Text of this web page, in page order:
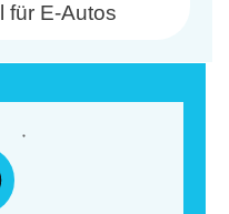
für E-Autos